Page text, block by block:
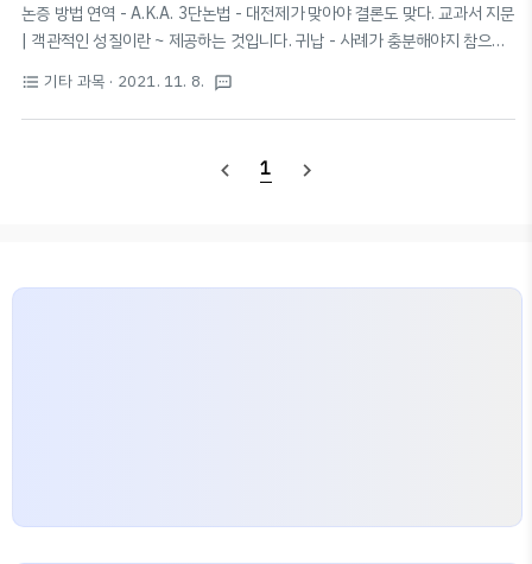
논증 방법 연역 - A.K.A. 3단논법 - 대전제가 맞아야 결론도 맞다. 교과서 지문
| 객관적인 성질이란 ~ 제공하는 것입니다. 귀납 - 사례가 충분해야지 참으로
수록 논리적이며, 적을 경우 거짓이 되기 쉽다 (성급한 일반화의 오류). 교과서
지문 | 프랑스 파리에 있는 ~ 받아들이지요. → 이러한 여러 가지 사례를 ~
렇지 않을 수 있는 것입니다. 정리 귀납 | 충분한 양의 개별적인 사례들을 검토
format_list_bulleted 기타 과목 · 2021. 11. 8. textsms
navigate_before 1 navigate_next